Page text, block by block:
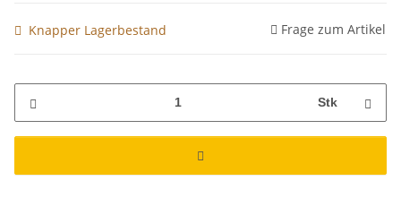
Knapper Lagerbestand Frage zum Artikel
Stk